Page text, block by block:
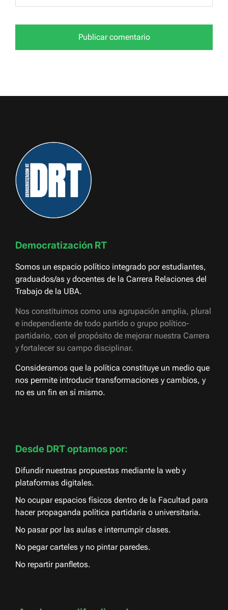
Democratización RT
Somos un espacio político integrado por estudiantes,
graduados/as y docentes de la Carrera Relaciones del
Trabajo de la UBA.
Nos constituimos como una agrupación amplia, plural
e independiente de todo partido o grupo político-
partidario, con el propósito de mejorar nuestra Carrera
y fortalecer su campo disciplinar.
Consideramos que la política constituye un medio que
nos permite introducir transformaciones y cambios, y
no es un fin en sí mismo.
Desde DRT optamos por:
Difundir nuestras propuestas mediante la web y
plataformas digitales.
No ocupar espacios físicos dentro de la Facultad para
hacer propaganda política partidaria o universitaria.
No pasar por las aulas e interrumpir clases.
No pegar carteles y no pintar paredes.
No repartir panfletos.